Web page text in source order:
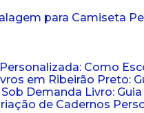
para Camiseta
Como
em Ribeirão Preto:
Demanda Livro:
de Cadernos